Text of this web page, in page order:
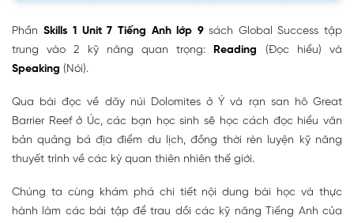
Phần Skills 1 Unit 7 Tiếng Anh lớp 9sách Global Success tập
trung vào 2 kỹ năng quan trọng:
Reading (Đọc hiểu) và
Speaking (Nói).
Qua bài đọc về dãy núi Dolomites ở Ý và rạn san hô Great
Barrier Reef ở Úc, các bạn học sinh sẽ học cách đọc hiểu văn
bản quảng bá địa điểm du lịch, đồng thời rèn luyện kỹ năng
thuyết trình về các kỳ quan thiên nhiên thế giới.
Chúng ta cùng khám phá chi tiết nội dung bài học và thực
hành làm các bài tập để trau dồi các kỹ năng Tiếng Anh của